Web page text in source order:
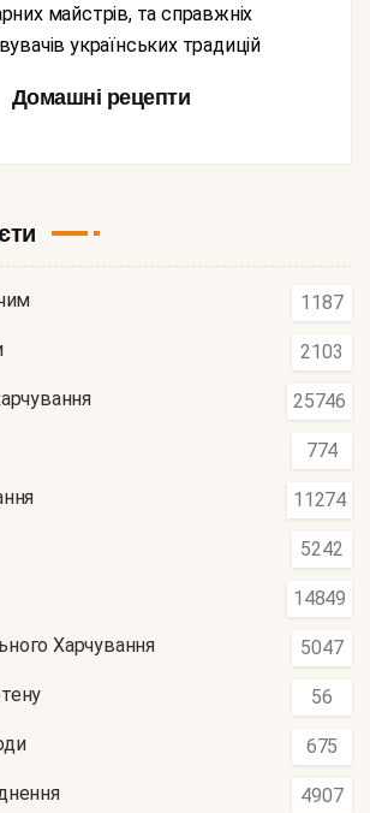
майстрів, та справжніх
українських традицій
Домашні рецепти
1187
2103
25746
774
11274
5242
14849
Харчування 5047
56
675
4907